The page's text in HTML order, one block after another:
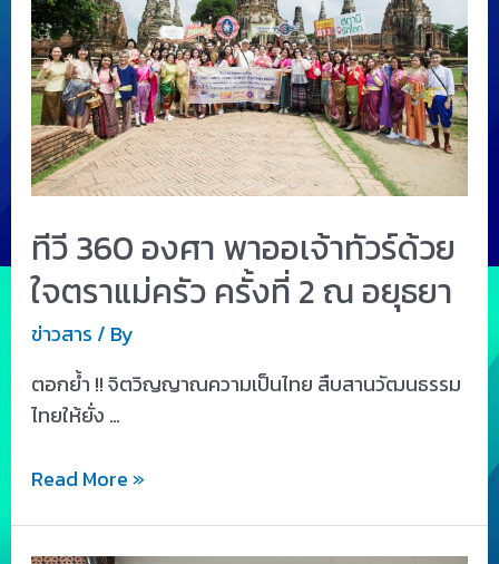
ทีวี 360 องศา พาออเจ้าทัวร์ด้วย
ใจตราแม่ครัว ครั้งที่ 2 ณ อยุธยา
ข่าวสาร / By
ตอกย้ำ !! จิตวิญญาณความเป็นไทย สืบสานวัฒนธรรม
ไทยให้ยั่ง …
Read More »